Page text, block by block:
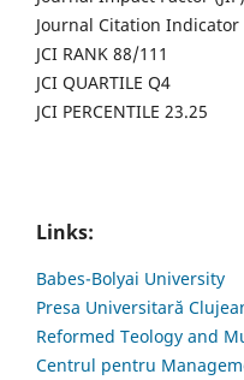
Journal Citation Indicator
JCI RANK 88/111
JCI QUARTILE Q4
JCI PERCENTILE 23.25
Links:
Babes-Bolyai University
Presa Universitară
Reformed Teology and
Centrul pentru